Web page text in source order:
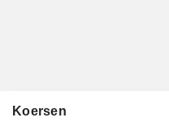
Koersen